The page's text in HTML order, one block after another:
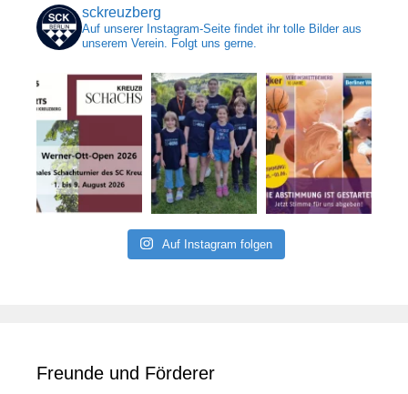
sckreuzberg
Auf unserer Instagram-Seite findet ihr tolle Bilder aus
unserem Verein. Folgt uns gerne.
Auf Instagram folgen
Freunde und Förderer